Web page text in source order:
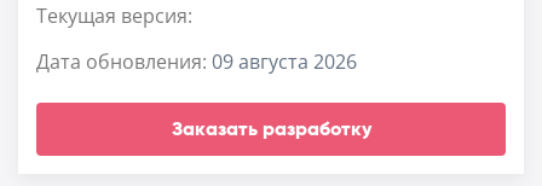
Текущая версия:
Дата обновления: 09 августа 2026
Заказать разработку